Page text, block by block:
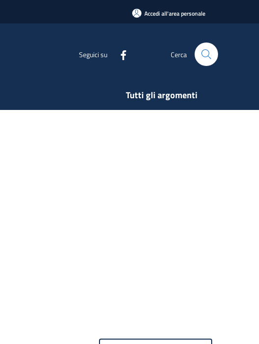
Accedi all'area personale
Seguici su Cerca
Tutti gli argomenti